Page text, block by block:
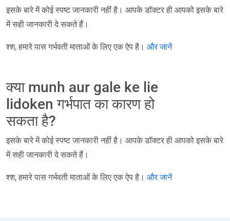
इसके बारे में कोई स्पष्ट जानकारी नहीं है। आपके डॉक्टर ही आपको इसके बारे
में सही जानकारी दे सकते हैं।
श्श, हमारे पास गर्भवती माताओं के लिए एक ऐप है। और जानें
क्या munh aur gale ke lie
lidoken गर्भपात का कारण हो
सकता है?
इसके बारे में कोई स्पष्ट जानकारी नहीं है। आपके डॉक्टर ही आपको इसके बारे
में सही जानकारी दे सकते हैं।
श्श, हमारे पास गर्भवती माताओं के लिए एक ऐप है। और जानें